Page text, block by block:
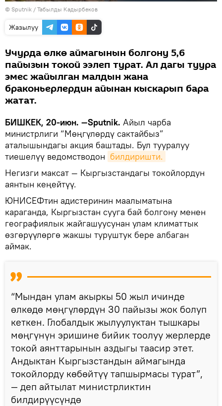
© Sputnik / Табылды Кадырбеков
Жазылуу
Учурда өлкө аймагынын болгону 5,6
пайызын токой ээлеп турат. Ал дагы туура
эмес жайылган малдын жана
браконьерлердин айынан кыскарып бара
жатат.
БИШКЕК, 20-июн. —Sputnik. Айыл чарба
министрлиги “Мөңгүлөрдү сактайбыз”
аталышындагы акция баштады. Бул тууралуу
тиешелүү ведомстводон билдиришти.
Негизги максат — Кыргызстандагы токойлордун
аянтын кеңейтүү.
ЮНИСЕФтин адистеринин маалыматына
караганда, Кыргызстан сууга бай болгону менен
географиялык жайгашуусунан улам климаттык
өзгөрүүлөргө жакшы туруштук бере албаган
аймак.
“Мындан улам акыркы 50 жыл ичинде
өлкөдө мөңгүлөрдүн 30 пайызы жок болуп
кеткен. Глобалдык жылуулуктан тышкары
мөңгүнүн эришине бийик тоолуу жерлерде
токой аянттарынын аздыгы таасир этет.
Андыктан Кыргызстандын аймагында
токойлорду көбөйтүү тапшырмасы турат”,
— деп айтылат министрликтин
билдирүүсүндө